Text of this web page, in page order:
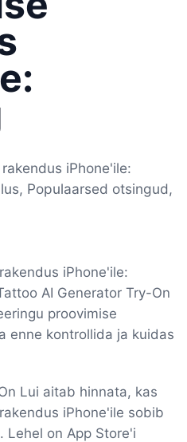
iPhone'ile:
Populaarsed otsingud,
iPhone'ile:
AI Generator Try-On
proovimise
enne kontrollida ja kuidas
Lui aitab hinnata, kas
iPhone'ile sobib
Lehel on App Store'i